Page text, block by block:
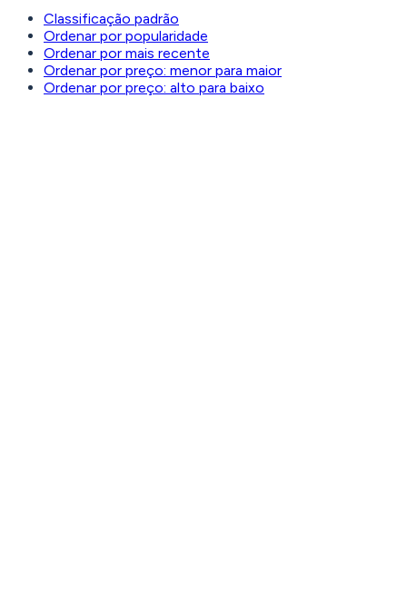
Classificação padrão
Ordenar por popularidade
Ordenar por mais recente
Ordenar por preço: menor para maior
Ordenar por preço: alto para baixo